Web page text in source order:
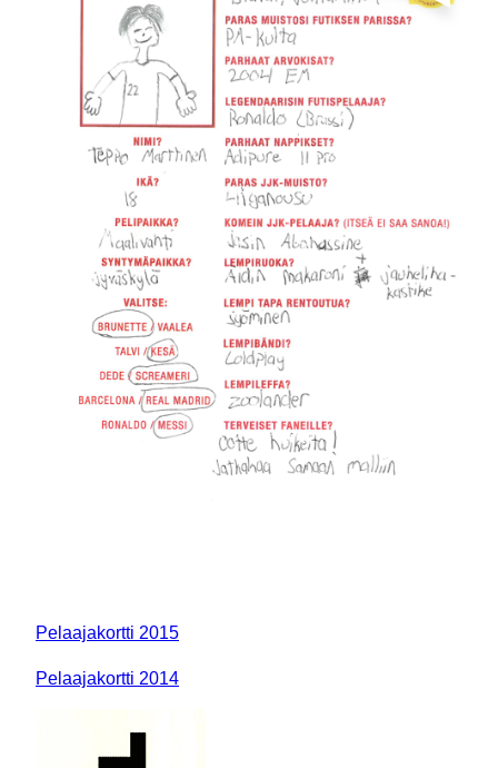
Pelaajakortti 2015
Pelaajakortti 2014